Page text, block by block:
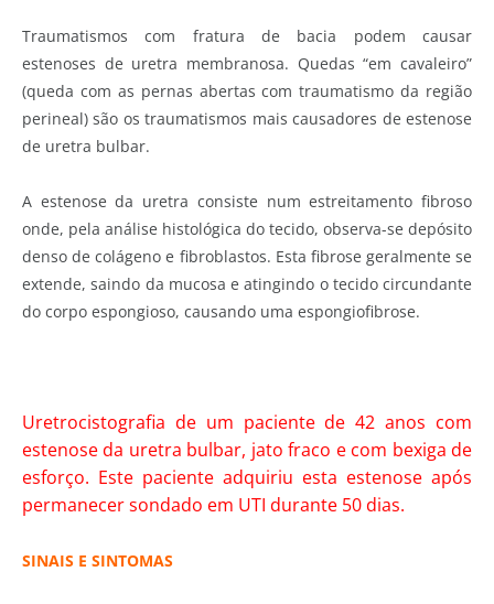
Traumatismos com fratura de bacia podem causar
estenoses de uretra membranosa. Quedas “em cavaleiro”
(queda com as pernas abertas com traumatismo da região
perineal) são os traumatismos mais causadores de estenose
de uretra bulbar.
A estenose da uretra consiste num estreitamento fibroso
onde, pela análise histológica do tecido, observa-se depósito
denso de colágeno e fibroblastos. Esta fibrose geralmente se
extende, saindo da mucosa e atingindo o tecido circundante
do corpo espongioso, causando uma espongiofibrose.
Uretrocistografia de um paciente de 42 anos com
estenose da uretra bulbar, jato fraco e com bexiga de
esforço. Este paciente adquiriu esta estenose após
permanecer sondado em UTI durante 50 dias.
SINAIS E SINTOMAS